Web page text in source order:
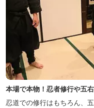
本場で本物！忍者修行や五
忍道での修行はもちろん、